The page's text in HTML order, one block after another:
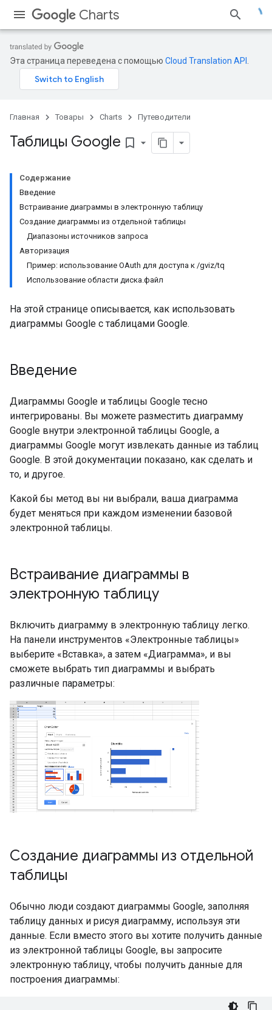
Charts
Эта страница переведена с помощью Cloud Translation API
Главная Товары Charts Путеводители
Таблицы Google bookmark_border
Содержание
Введение
Встраивание диаграммы в электронную таблицу
Создание диаграммы из отдельной таблицы
Диапазоны источников запроса
Авторизация
Пример: использование OAuth для доступа к /gviz/tq
Использование области диска.файл
На этой странице описывается, как использовать
диаграммы Google с таблицами Google.
Введение
Диаграммы Google и таблицы Google тесно
интегрированы. Вы можете разместить диаграмму
Google внутри электронной таблицы Google, а
диаграммы Google могут извлекать данные из таблиц
Google. В этой документации показано, как сделать и
то, и другое.
Какой бы метод вы ни выбрали, ваша диаграмма
будет меняться при каждом изменении базовой
электронной таблицы.
Встраивание диаграммы в
электронную таблицу
Включить диаграмму в электронную таблицу легко.
На панели инструментов «Электронные таблицы»
выберите «Вставка», а затем «Диаграмма», и вы
сможете выбрать тип диаграммы и выбрать
различные параметры:
Создание диаграммы из отдельной
таблицы
Обычно люди создают диаграммы Google, заполняя
таблицу данных и рисуя диаграмму, используя эти
данные. Если вместо этого вы хотите получить данные
из электронной таблицы Google, вы запросите
электронную таблицу, чтобы получить данные для
построения диаграммы: